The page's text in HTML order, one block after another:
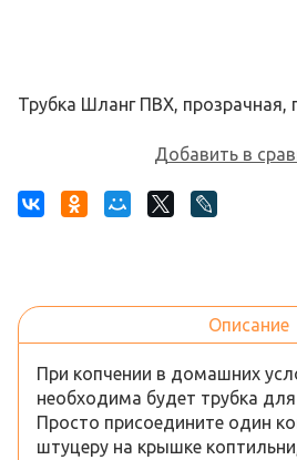
Трубка Шланг ПВХ, прозрачная,
Добавить в
Описание
При копчении в домашних
необходима будет трубка
Просто присоедините один
штуцеру на крышке